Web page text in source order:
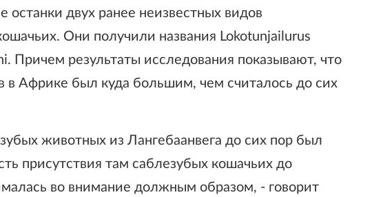
двух ранее неизвестных видов
Они получили названия Lokotunjailurus
Причем результаты исследования показывают, что
в Африке был куда большим, чем считалось до сих
животных из Лангебаанвега до сих пор был
присутствия там саблезубых кошачьих до
во внимание должным образом, - говорит